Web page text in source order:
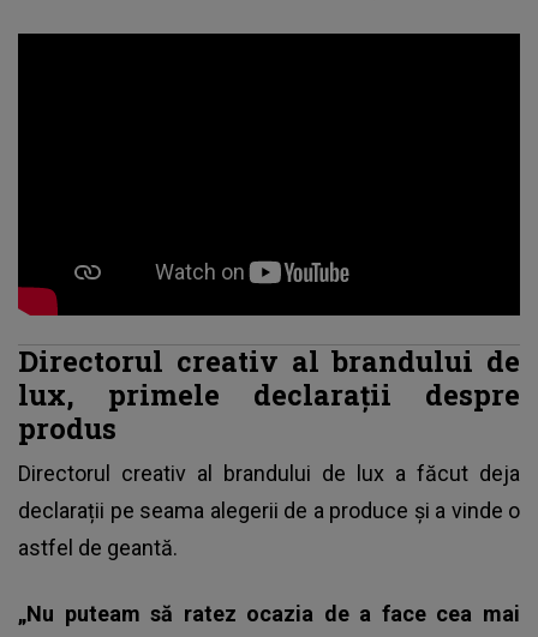
Directorul creativ al brandului de
lux, primele declarații despre
produs
Directorul creativ al brandului de lux a făcut deja
declarații pe seama alegerii de a produce și a vinde o
astfel de geantă.
„Nu puteam să ratez ocazia de a face cea mai